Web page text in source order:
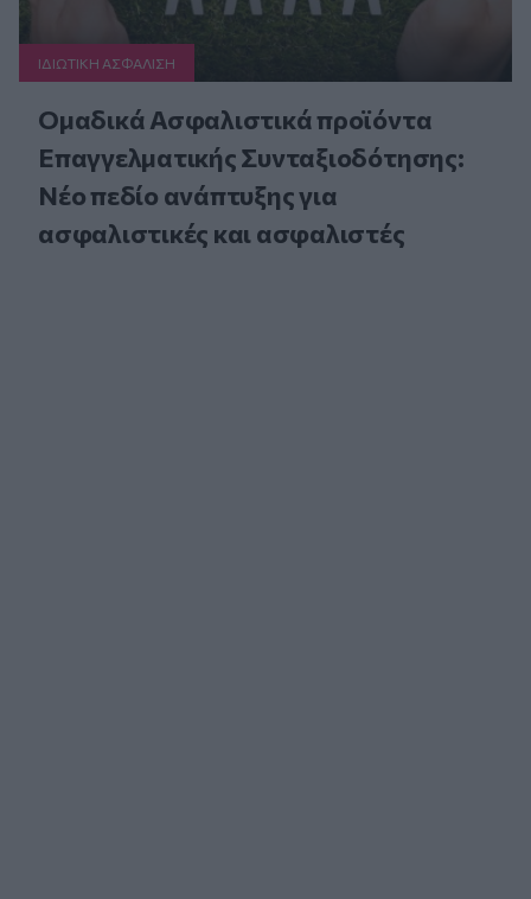
ΙΔΙΩΤΙΚΗ ΑΣΦAΛΙΣΗ
Ομαδικά Ασφαλιστικά προϊόντα
Επαγγελματικής Συνταξιοδότησης:
Νέο πεδίο ανάπτυξης για
ασφαλιστικές και ασφαλιστές